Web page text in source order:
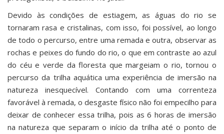
Devido às condições de estiagem, as águas do rio se
tornaram rasa e cristalinas, com isso, foi possível, ao longo
de todo o percurso, entre uma remada e outra, observar as
rochas e peixes do fundo do rio, o que em contraste ao azul
do céu e verde da floresta que margeiam o rio, tornou o
percurso da trilha aquática uma experiência de imersão na
natureza inesquecível. Contando com uma correnteza
favorável à remada, o desgaste físico não foi empecilho para
deixar de conhecer essa trilha, pois as 6 horas de imersão
na natureza que separam o início da trilha até o ponto de